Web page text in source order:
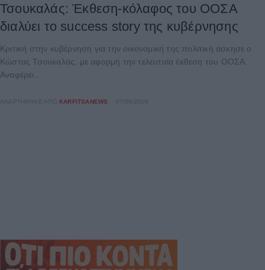
Τσουκαλάς: Έκθεση-κόλαφος του ΟΟΣΑ
διαλύει το success story της κυβέρνησης
Κριτική στην κυβέρνηση για την οικονομική της πολιτική άσκησε ο
Κώστας Τσουκαλάς, με αφορμή την τελευταία έκθεση του ΟΟΣΑ.
Αναφέρει...
ΑΝΑΡΤΉΘΗΚΕ ΑΠΌ KARFITSANEWS